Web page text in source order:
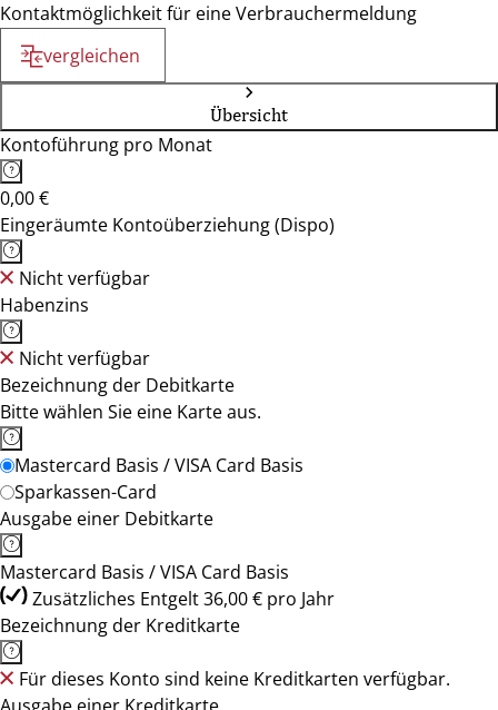
Kontaktmöglichkeit für eine Verbrauchermeldung
vergleichen
Übersicht
Kontoführung pro Monat
0,00 €
Eingeräumte Kontoüberziehung (Dispo)
Nicht verfügbar
Habenzins
Nicht verfügbar
Bezeichnung der Debitkarte
Bitte wählen Sie eine Karte aus.
Mastercard Basis / VISA Card Basis
Sparkassen-Card
Ausgabe einer Debitkarte
Mastercard Basis / VISA Card Basis
Zusätzliches Entgelt 36,00 € pro Jahr
Bezeichnung der Kreditkarte
Für dieses Konto sind keine Kreditkarten verfügbar.